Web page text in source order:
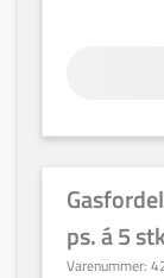
ps. á 5
Varenummer: